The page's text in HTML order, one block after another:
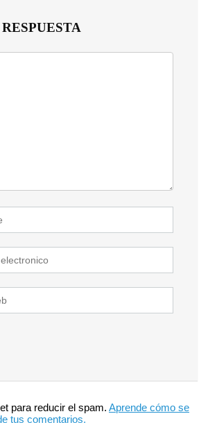
para reducir el spam. Aprende cómo se
tus comentarios.